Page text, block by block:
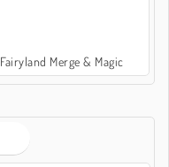
Fairyland Merge & Magic